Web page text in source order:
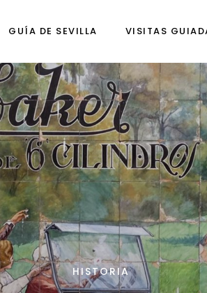
GUÍA DE SEVILLA VISITAS
HISTORIA